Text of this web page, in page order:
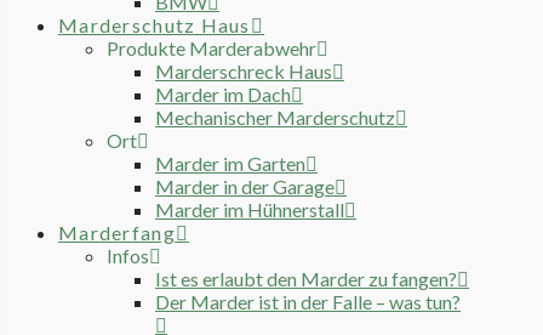
Marderschutz Haus
Produkte Marderabwehr
Marderschreck Haus
Marder im Dach
Mechanischer Marderschutz
Ort
Marder im Garten
Marder in der Garage
Marder im Hühnerstall
Marderfang
Infos
Ist es erlaubt den Marder zu fangen?
Der Marder ist in der Falle – was tun?